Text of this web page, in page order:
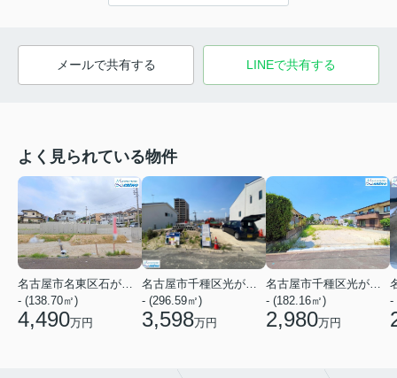
メールで共有する LINEで共有する
よく見られている物件
名古屋市名東区石が根町
- (138.70㎡)
4,490万円
名古屋市千種区光が丘１丁目
- (296.59㎡)
3,598万円
名古屋市千種区光が丘２丁目
- (182.16㎡)
2,980万円
-